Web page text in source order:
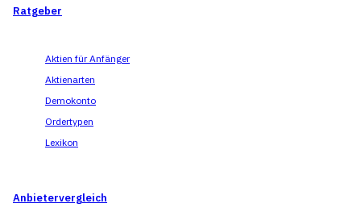
Ratgeber
Aktien für Anfänger
Aktienarten
Demokonto
Ordertypen
Lexikon
Anbietervergleich